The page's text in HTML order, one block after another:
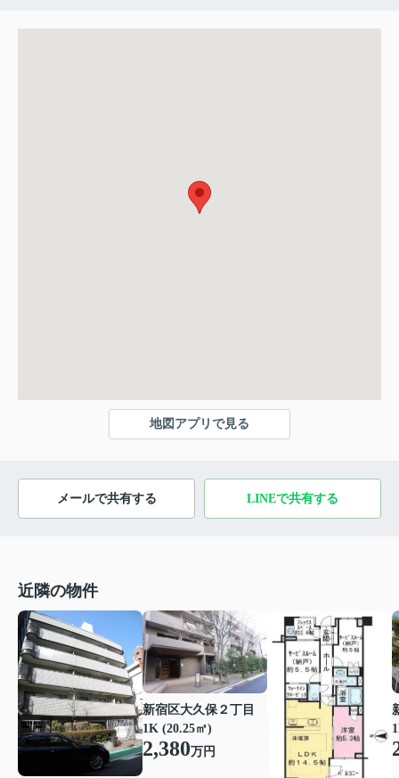
地図アプリで見る
メールで共有する LINEで共有する
近隣の物件
新宿区大久保２丁目
1K (20.25㎡)
2,380万円